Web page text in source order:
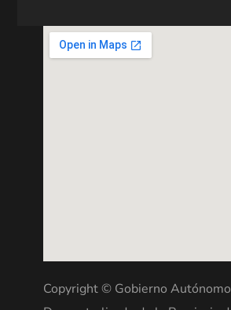
Copyright © Gobierno Autónomo